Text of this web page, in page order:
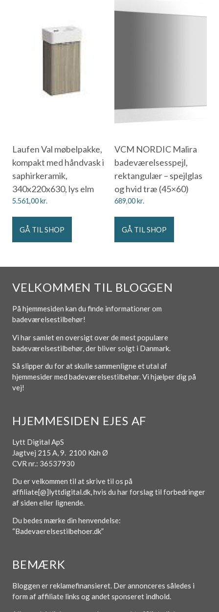
Laufen Val møbelpakke,
kompakt med håndvask i
saphirkeramik,
340x220x630, lys elm
5.561,00kr.
GÅ TIL SHOP
VCM NORDIC Malira
badeværelsesspejl,
rektangulær – spejlglas
og hvid træ (45×60)
689,00kr.
GÅ TIL SHOP
VELKOMMEN TIL BLOGGEN
På hjemmesiden kan du finde informationer om
badeværelsestilbehør!
Vi har samlet en oversigt over de mest populære
badeværelsestilbehør, der bliver solgt i Danmark.
Så slipper du for at skulle sammenligne et utal af
hjemmesider med badeværelsestilbehør. Vi hjælper dig på
vej!
HJEMMESIDEN EJES AF
Lytt Digital ApS
Jagtvej 215 A, 9. 2100 Kbh Ø
CVR nr.: 36537930
Du er velkommen til at skrive til os på
affiliate[@]lyttdigital.dk, hvis du har forslag til forbedringer
af siden eller lignende.
Du bedes mærke din henvendelse:
“Badevaerelsestilbehoer.dk”
BEMÆRK
Bloggen er reklamefinansieret. Der annonceres således i
form af affiliate links og andet sponseret indhold.